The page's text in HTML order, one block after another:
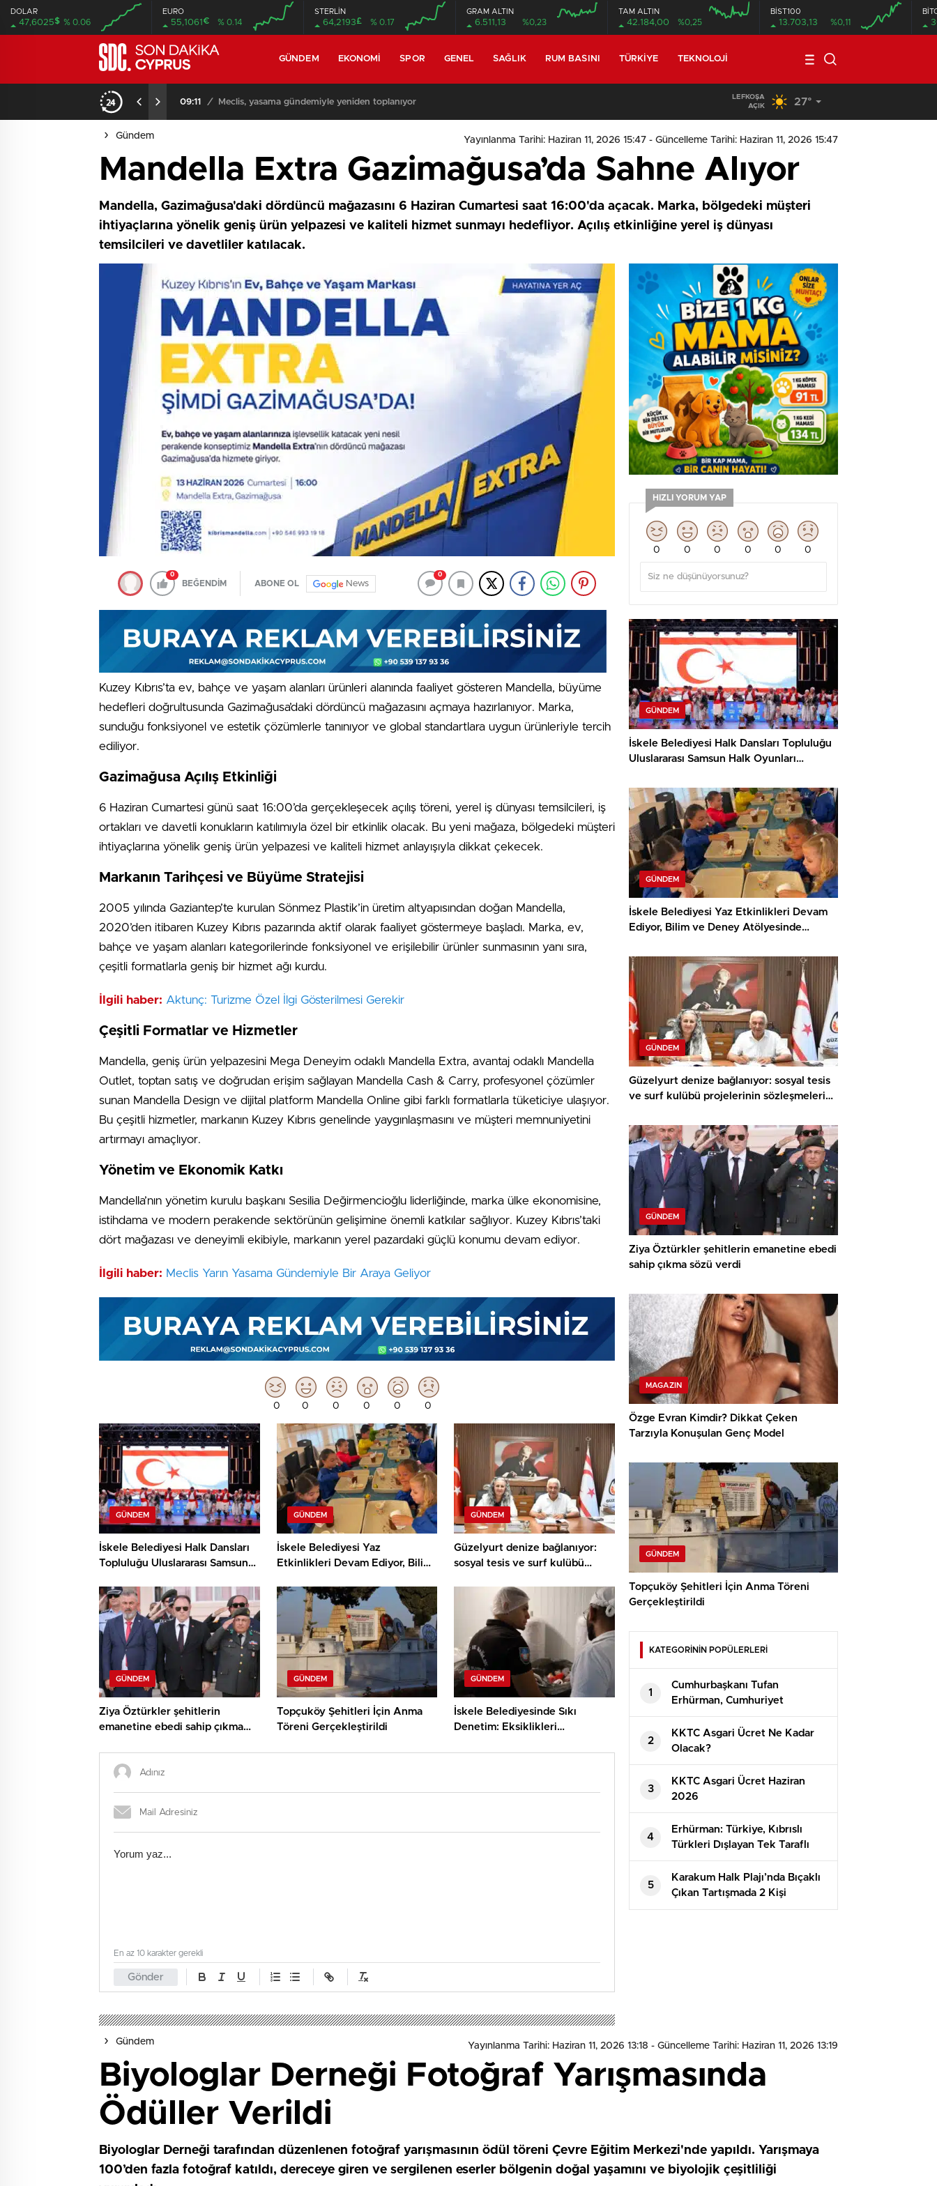
DOLAR
47,6025$ % 0.06
EURO
55,1061€ % 0.14
STERLİN
64,2193£ % 0.17
GRAM ALTIN
6.511,13 %0,23
TAM ALTIN
42.184,00 %0,25
BİST100
13.703,13 %0,11
GÜNDEM EKONOMI SPOR GENEL SAĞLIK RUM BASINI TÜRKIYE TEKNOLOJI
09:11 / Meclis, yasama gündemiyle yeniden toplanıyor Seyir Halindeki Araç Alev Aldı, Korku Dolu Anlar
LEFKOŞA
AÇIK
27°
Gündem Yayınlanma Tarihi: Haziran 11, 2026 15:47 - Güncelleme Tarihi: Haziran 11, 2026 15:47
Mandella Extra Gazimağusa’da Sahne Alıyor
Mandella, Gazimağusa'daki dördüncü mağazasını 6 Haziran Cumartesi saat 16:00'da açacak. Marka, bölgedeki müşteri
ihtiyaçlarına yönelik geniş ürün yelpazesi ve kaliteli hizmet sunmayı hedefliyor. Açılış etkinliğine yerel iş dünyası
temsilcileri ve davetliler katılacak.
0
BEĞENDİM ABONE OL News
0
Kuzey Kıbrıs’ta ev, bahçe ve yaşam alanları ürünleri alanında faaliyet gösteren Mandella, büyüme
hedefleri doğrultusunda Gazimağusa’daki dördüncü mağazasını açmaya hazırlanıyor. Marka,
sunduğu fonksiyonel ve estetik çözümlerle tanınıyor ve global standartlara uygun ürünleriyle tercih
ediliyor.
Gazimağusa Açılış Etkinliği
6 Haziran Cumartesi günü saat 16:00’da gerçekleşecek açılış töreni, yerel iş dünyası temsilcileri, iş
ortakları ve davetli konukların katılımıyla özel bir etkinlik olacak. Bu yeni mağaza, bölgedeki müşteri
ihtiyaçlarına yönelik geniş ürün yelpazesi ve kaliteli hizmet anlayışıyla dikkat çekecek.
Markanın Tarihçesi ve Büyüme Stratejisi
2005 yılında Gaziantep’te kurulan Sönmez Plastik’in üretim altyapısından doğan Mandella,
2020’den itibaren Kuzey Kıbrıs pazarında aktif olarak faaliyet göstermeye başladı. Marka, ev,
bahçe ve yaşam alanları kategorilerinde fonksiyonel ve erişilebilir ürünler sunmasının yanı sıra,
çeşitli formatlarla geniş bir hizmet ağı kurdu.
İlgili haber: Aktunç: Turizme Özel İlgi Gösterilmesi Gerekir
Çeşitli Formatlar ve Hizmetler
Mandella, geniş ürün yelpazesini Mega Deneyim odaklı Mandella Extra, avantaj odaklı Mandella
Outlet, toptan satış ve doğrudan erişim sağlayan Mandella Cash & Carry, profesyonel çözümler
sunan Mandella Design ve dijital platform Mandella Online gibi farklı formatlarla tüketiciye ulaşıyor.
Bu çeşitli hizmetler, markanın Kuzey Kıbrıs genelinde yaygınlaşmasını ve müşteri memnuniyetini
artırmayı amaçlıyor.
Yönetim ve Ekonomik Katkı
Mandella’nın yönetim kurulu başkanı Sesilia Değirmencioğlu liderliğinde, marka ülke ekonomisine,
istihdama ve modern perakende sektörünün gelişimine önemli katkılar sağlıyor. Kuzey Kıbrıs’taki
dört mağazası ve deneyimli ekibiyle, markanın yerel pazardaki güçlü konumu devam ediyor.
İlgili haber: Meclis Yarın Yasama Gündemiyle Bir Araya Geliyor
0 0 0 0 0 0
GÜNDEM
İskele Belediyesi Halk Dansları
Topluluğu Uluslararası Samsun
KKTC’yi Gururla Temsil Ediyor
GÜNDEM
İskele Belediyesi Yaz
Etkinlikleri Devam Ediyor, Bilim
Çocuklar Öne Çıktı
GÜNDEM
Güzelyurt denize bağlanıyor:
sosyal tesis ve surf kulübü
imzalandı
GÜNDEM
Ziya Öztürkler şehitlerin
emanetine ebedi sahip çıkma
GÜNDEM
Topçuköy Şehitleri İçin Anma
Töreni Gerçekleştirildi
GÜNDEM
İskele Belediyesinde Sıkı
Denetim: Eksiklikleri
Gönder
En az 10 karakter gerekli
HIZLI YORUM YAP
0 0 0 0 0 0
GÜNDEM
İskele Belediyesi Halk Dansları Topluluğu
Uluslararası Samsun Halk Oyunları
Ediyor
GÜNDEM
İskele Belediyesi Yaz Etkinlikleri Devam
Ediyor, Bilim ve Deney Atölyesinde
GÜNDEM
Güzelyurt denize bağlanıyor: sosyal tesis
ve surf kulübü projelerinin sözleşmeleri
GÜNDEM
Ziya Öztürkler şehitlerin emanetine ebedi
sahip çıkma sözü verdi
MAGAZIN
Özge Evran Kimdir? Dikkat Çeken
Tarzıyla Konuşulan Genç Model
GÜNDEM
Topçuköy Şehitleri İçin Anma Töreni
Gerçekleştirildi
KATEGORİNİN POPÜLERLERİ
1
Cumhurbaşkanı Tufan
Erhürman, Cumhuriyet
Güvenlik Kurulu’nu Topladı
2
KKTC Asgari Ücret Ne Kadar
Olacak?
3
⁠KKTC Asgari Ücret Haziran
2026
4
Erhürman: Türkiye, Kıbrıslı
Türkleri Dışlayan Tek Taraflı
Girişimlere İzin Vermeyecek
5
Karakum Halk Plajı’nda Bıçaklı
Çıkan Tartışmada 2 Kişi
Tutuklandı
Gündem Yayınlanma Tarihi: Haziran 11, 2026 13:18 - Güncelleme Tarihi: Haziran 11, 2026 13:19